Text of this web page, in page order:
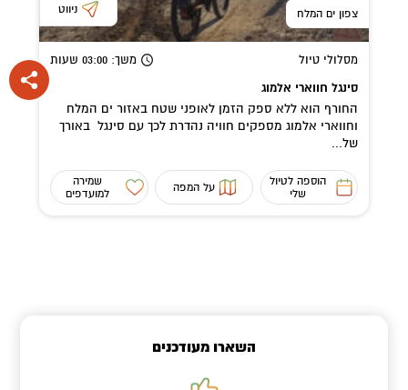
צפון ים המלח ניווט
מסלולי טיול משך: 03:00 שעות
סינגל חווארי אלמוג
החורף הוא ללא ספק הזמן לאופני שטח באזור ים המלח
וחווארי אלמוג מספקים חוויה נהדרת לכך עם סינגל באורך
של...
הוספה לטיול
שלי
על המפה
שמירה
למועדפים
השארו מעודכנים